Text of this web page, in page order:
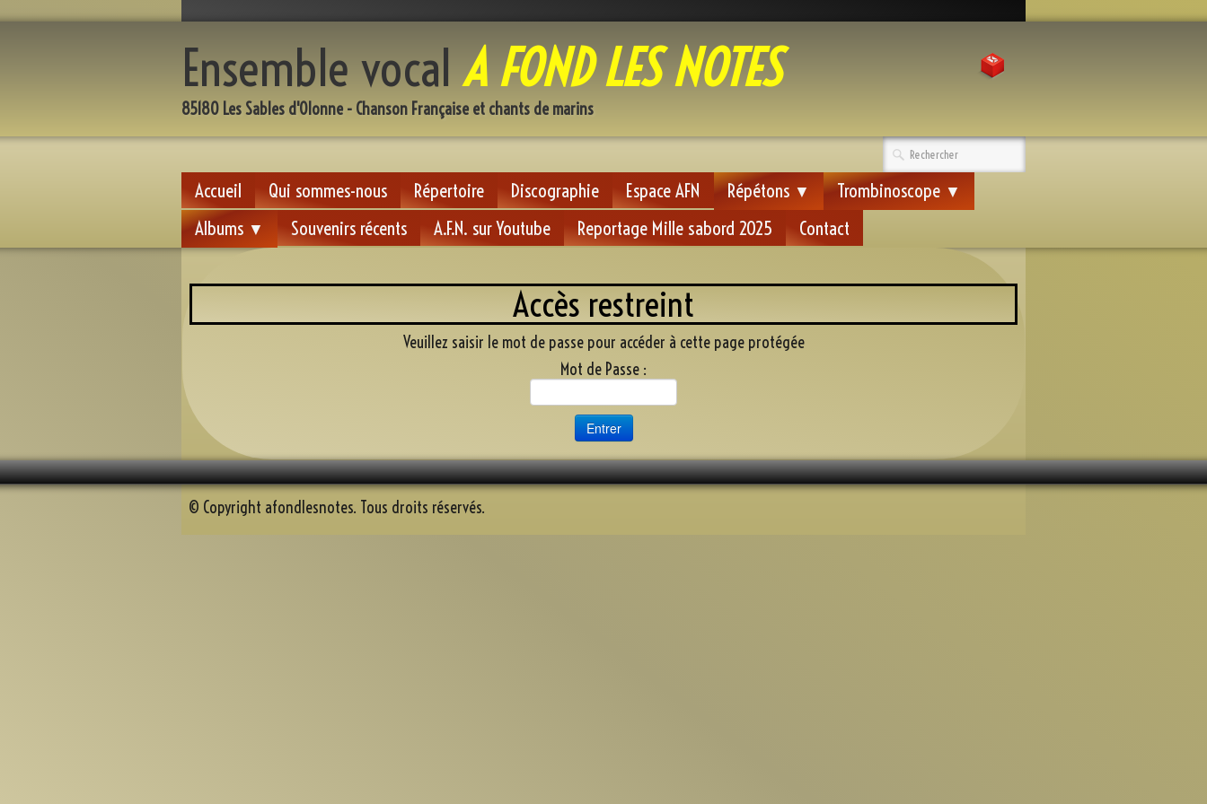
Ensemble vocalA FOND LES NOTES
85180 Les Sables d'Olonne - Chanson Française et chants de marins
Accueil Qui sommes-nous Répertoire Discographie Espace AFN Répétons ▼ Trombinoscope ▼
Albums ▼ Souvenirs récents A.F.N. sur Youtube Reportage Mille sabord 2025 Contact
Accès restreint
Veuillez saisir le mot de passe pour accéder à cette page protégée
Mot de Passe :
© Copyright afondlesnotes. Tous droits réservés.